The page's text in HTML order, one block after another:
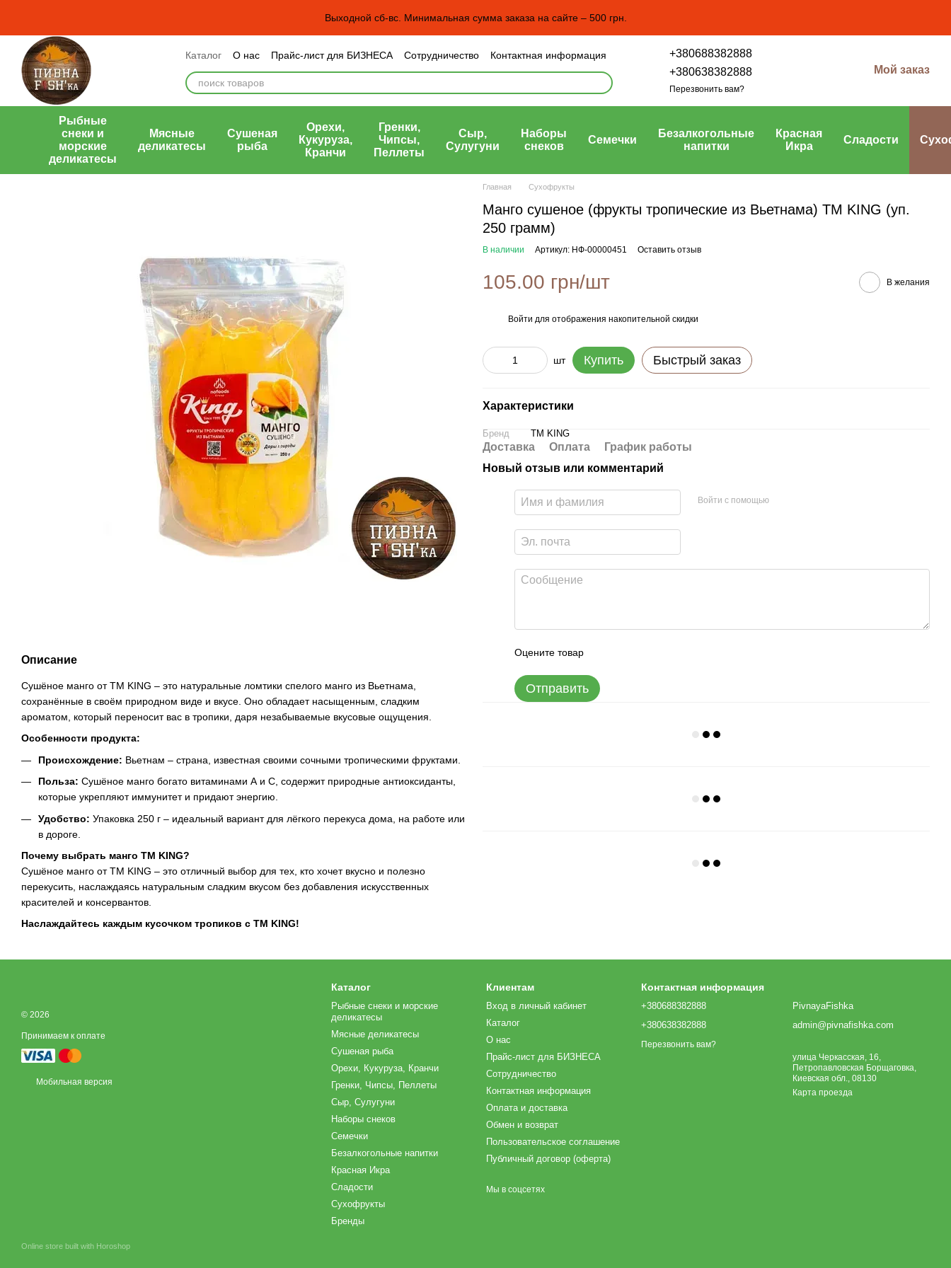
Выходной сб-вс. Минимальная сумма заказа на сайте – 500 грн.
Каталог О нас Прайс-лист для БИЗНЕСА Сотрудничество
Контактная информация
Оплата и доставка
Обмен и возврат
Пользовательское соглашение
Публичный договор (оферта)
+380688382888
+380638382888
Перезвонить вам?
Мой заказ
Рыбные
снеки и
морские
деликатесы
Мясные
деликатесы
Сушеная
рыба
Орехи,
Кукуруза,
Кранчи
Гренки,
Чипсы,
Пеллеты
Сыр,
Сулугуни
Наборы
снеков
Семечки
Безалкогольные
напитки
Красная
Икра
Сладости
Описание
Сушёное манго от ТМ KING – это натуральные ломтики спелого манго из Вьетнама,
сохранённые в своём природном виде и вкусе. Оно обладает насыщенным, сладким
ароматом, который переносит вас в тропики, даря незабываемые вкусовые ощущения.
Особенности продукта:
Происхождение: Вьетнам – страна, известная своими сочными тропическими фруктами.
Польза: Сушёное манго богато витаминами А и С, содержит природные антиоксиданты,
которые укрепляют иммунитет и придают энергию.
Удобство: Упаковка 250 г – идеальный вариант для лёгкого перекуса дома, на работе или
в дороге.
Почему выбрать манго ТМ KING?
Сушёное манго от ТМ KING – это отличный выбор для тех, кто хочет вкусно и полезно
перекусить, наслаждаясь натуральным сладким вкусом без добавления искусственных
красителей и консервантов.
Наслаждайтесь каждым кусочком тропиков с ТМ KING!
Главная Сухофрукты
Манго сушеное (фрукты тропические из Вьетнама) TM KING (уп.
250 грамм)
В наличии Артикул: НФ-00000451 Оставить отзыв
105.00 грн/шт В желания
Войти для отображения накопительной скидки
шт Купить Быстрый заказ
Характеристики
Бренд ТМ KING
Доставка Оплата
График работы
Новый отзыв или комментарий
Войти с помощью
Оцените товар
Отправить
© 2026
Принимаем к оплате
Мобильная версия
Online store built with Horoshop
Каталог
Рыбные снеки и морские
деликатесы
Мясные деликатесы
Сушеная рыба
Орехи, Кукуруза, Кранчи
Гренки, Чипсы, Пеллеты
Сыр, Сулугуни
Наборы снеков
Семечки
Безалкогольные напитки
Красная Икра
Сладости
Сухофрукты
Бренды
Клиентам
Вход в личный кабинет
Каталог
О нас
Прайс-лист для БИЗНЕСА
Сотрудничество
Контактная информация
Оплата и доставка
Обмен и возврат
Пользовательское соглашение
Публичный договор (оферта)
Мы в соцсетях
Контактная информация
+380688382888
+380638382888
Перезвонить вам?
PivnayaFishka
admin@pivnafishka.com
улица Черкасская, 16,
Петропавловская Борщаговка,
Киевская обл., 08130
Карта проезда